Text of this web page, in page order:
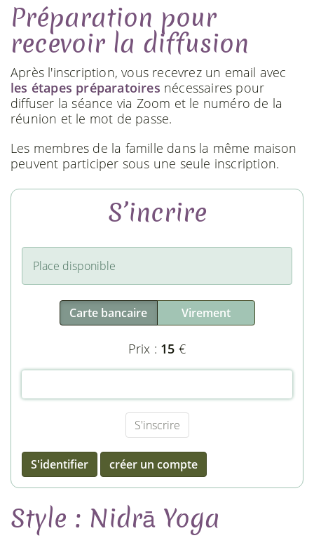
Préparation pour
recevoir la diffusion
Après l'inscription, vous recevrez un email avec
les étapes préparatoires nécessaires pour
diffuser la séance via Zoom et le numéro de la
réunion et le mot de passe.
Les membres de la famille dans la même maison
peuvent participer sous une seule inscription.
S’incrire
Place disponible
Carte bancaire Virement
Prix : 15 €
S'identifier créer un compte
Style : Nidrā Yoga